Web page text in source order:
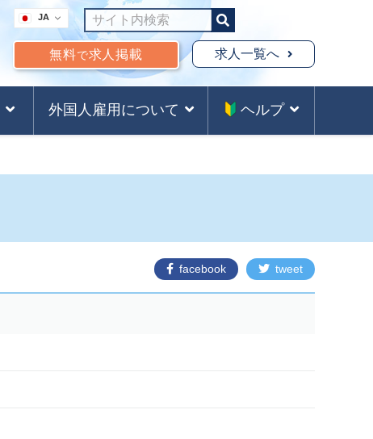
JA
無料で求人掲載 求人一覧へ
外国人雇用について ヘルプ
facebook tweet